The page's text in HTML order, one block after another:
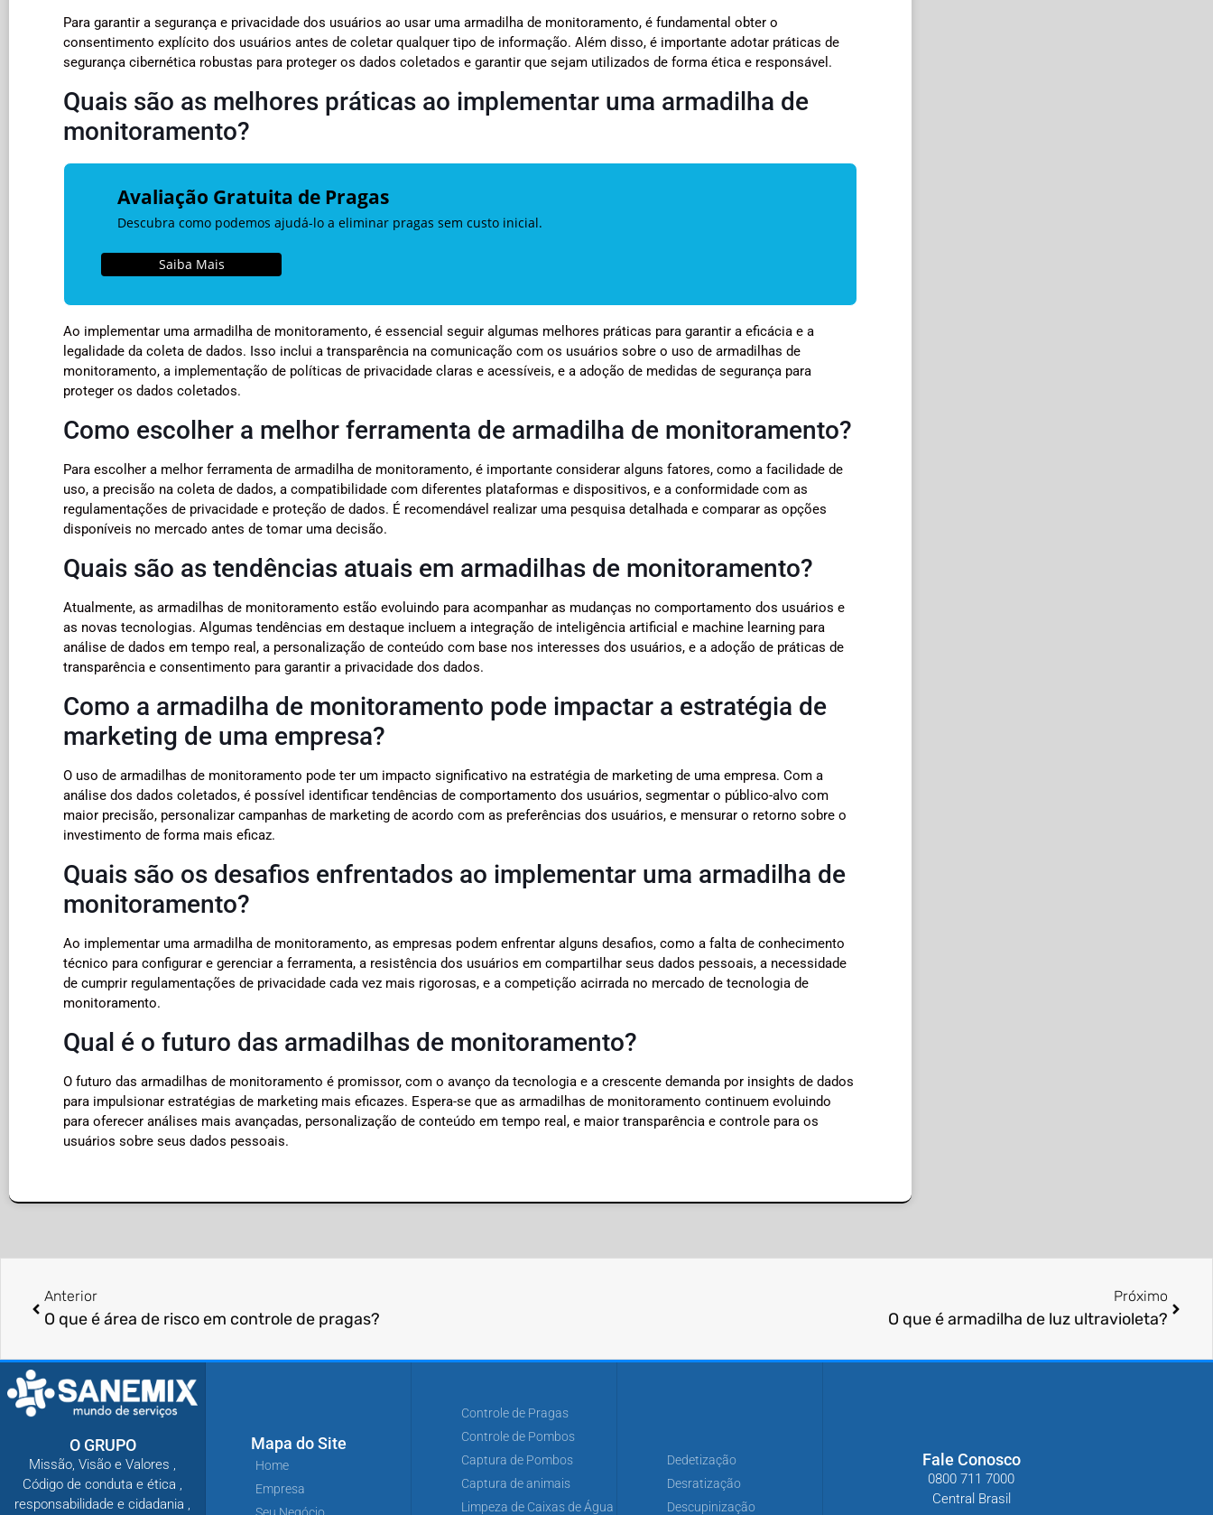
Para garantir a segurança e privacidade dos usuários ao usar uma armadilha de monitoramento, é fundamental obter o
consentimento explícito dos usuários antes de coletar qualquer tipo de informação. Além disso, é importante adotar práticas de
segurança cibernética robustas para proteger os dados coletados e garantir que sejam utilizados de forma ética e responsável.
Quais são as melhores práticas ao implementar uma armadilha de
monitoramento?
Avaliação Gratuita de Pragas
Descubra como podemos ajudá-lo a eliminar pragas sem custo inicial.
Saiba Mais
Ao implementar uma armadilha de monitoramento, é essencial seguir algumas melhores práticas para garantir a eficácia e a
legalidade da coleta de dados. Isso inclui a transparência na comunicação com os usuários sobre o uso de armadilhas de
monitoramento, a implementação de políticas de privacidade claras e acessíveis, e a adoção de medidas de segurança para
proteger os dados coletados.
Como escolher a melhor ferramenta de armadilha de monitoramento?
Para escolher a melhor ferramenta de armadilha de monitoramento, é importante considerar alguns fatores, como a facilidade de
uso, a precisão na coleta de dados, a compatibilidade com diferentes plataformas e dispositivos, e a conformidade com as
regulamentações de privacidade e proteção de dados. É recomendável realizar uma pesquisa detalhada e comparar as opções
disponíveis no mercado antes de tomar uma decisão.
Quais são as tendências atuais em armadilhas de monitoramento?
Atualmente, as armadilhas de monitoramento estão evoluindo para acompanhar as mudanças no comportamento dos usuários e
as novas tecnologias. Algumas tendências em destaque incluem a integração de inteligência artificial e machine learning para
análise de dados em tempo real, a personalização de conteúdo com base nos interesses dos usuários, e a adoção de práticas de
transparência e consentimento para garantir a privacidade dos dados.
Como a armadilha de monitoramento pode impactar a estratégia de
marketing de uma empresa?
O uso de armadilhas de monitoramento pode ter um impacto significativo na estratégia de marketing de uma empresa. Com a
análise dos dados coletados, é possível identificar tendências de comportamento dos usuários, segmentar o público-alvo com
maior precisão, personalizar campanhas de marketing de acordo com as preferências dos usuários, e mensurar o retorno sobre o
investimento de forma mais eficaz.
Quais são os desafios enfrentados ao implementar uma armadilha de
monitoramento?
Ao implementar uma armadilha de monitoramento, as empresas podem enfrentar alguns desafios, como a falta de conhecimento
técnico para configurar e gerenciar a ferramenta, a resistência dos usuários em compartilhar seus dados pessoais, a necessidade
de cumprir regulamentações de privacidade cada vez mais rigorosas, e a competição acirrada no mercado de tecnologia de
monitoramento.
Qual é o futuro das armadilhas de monitoramento?
O futuro das armadilhas de monitoramento é promissor, com o avanço da tecnologia e a crescente demanda por insights de dados
para impulsionar estratégias de marketing mais eficazes. Espera-se que as armadilhas de monitoramento continuem evoluindo
para oferecer análises mais avançadas, personalização de conteúdo em tempo real, e maior transparência e controle para os
usuários sobre seus dados pessoais.
Anterior
O que é área de risco em controle de pragas?
Próximo
O que é armadilha de luz ultravioleta?
O GRUPO
Missão, Visão e Valores ,
Código de conduta e ética ,
responsabilidade e cidadania ,
Mapa do Site
Home
Empresa
Controle de Pragas
Controle de Pombos
Captura de Pombos
Captura de animais
Limpeza de Caixas de Água
Dedetização
Desratização
Descupinização
Fale Conosco
0800 711 7000
Central Brasil